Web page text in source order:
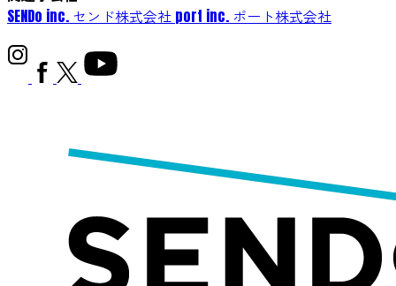
SENDo inc. センド株式会社 port inc. ポート株式会社